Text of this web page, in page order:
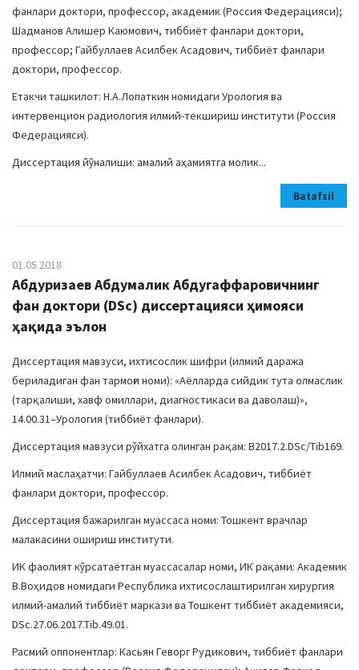
фанлари доктори, профессор, академик (Россия Федерацияси);
Шадманов Алишер Каюмович, тиббиёт фанлари доктори,
профессор; Гайбуллаев Асилбек Асадович, тиббиёт фанлари
доктори, профессор.
Етакчи ташкилот: Н.А.Лопаткин номидаги Урология ва
интервенцион радиология илмий-текшириш институти (Россия
Федерацияси).
Диссертация йўналиши: амалий аҳамиятга молик...
Batafsil
01.05.2018
Абдуризаев Абдумалик Абдугаффаровичнинг
фан доктори (DSc) диссертацияси ҳимояси
ҳақида эълон
Диссертация мавзуси, ихтисослик шифри (илмий даража
бериладиган фан тармоғи номи): «Аёлларда сийдик тута олмаслик
(тарқалиши, хавф омиллари, диагностикаси ва даволаш)»,
14.00.31–Урология (тиббиёт фанлари).
Диссертация мавзуси рўйхатга олинган рақам: В2017.2.DSc/Tib169.
Илмий маслаҳатчи: Гайбуллаев Асилбек Асадович, тиббиёт
фанлари доктори, профессор.
Диссертация бажарилган муассаса номи: Тошкент врачлар
малакасини ошириш институти.
ИК фаолият кўрсатаётган муассасалар номи, ИК рақами: Академик
В.Воҳидов номидаги Республика ихтисослаштирилган хирургия
илмий-амалий тиббиёт маркази ва Тошкент тиббиёт академияси,
DSc.27.06.2017.Tib.49.01.
Расмий оппонентлар: Касьян Геворг Рудикович, тиббиёт фанлари